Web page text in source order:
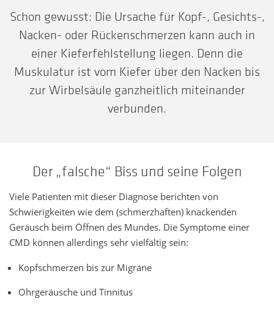
Schon gewusst: Die Ursache für Kopf-, Gesichts-,
Nacken- oder Rückenschmerzen kann auch in
einer Kieferfehlstellung liegen. Denn die
Muskulatur ist vom Kiefer über den Nacken bis
zur Wirbelsäule ganzheitlich miteinander
verbunden.
Der „falsche“ Biss und seine Folgen
Viele Patienten mit dieser Diagnose berichten von
Schwierigkeiten wie dem (schmerzhaften) knackenden
Geräusch beim Öffnen des Mundes. Die Symptome einer
CMD können allerdings sehr vielfältig sein:
Kopfschmerzen bis zur Migräne
Ohrgeräusche und Tinnitus